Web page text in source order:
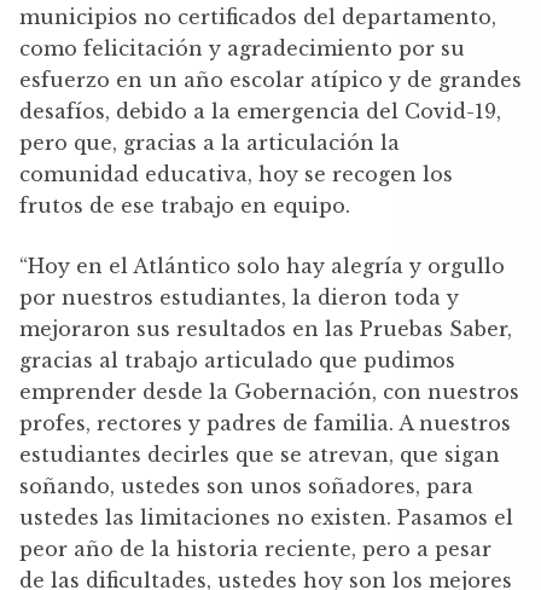
municipios no certificados del departamento,
como felicitación y agradecimiento por su
esfuerzo en un año escolar atípico y de grandes
desafíos, debido a la emergencia del Covid-19,
pero que, gracias a la articulación la
comunidad educativa, hoy se recogen los
frutos de ese trabajo en equipo.
“Hoy en el Atlántico solo hay alegría y orgullo
por nuestros estudiantes, la dieron toda y
mejoraron sus resultados en las Pruebas Saber,
gracias al trabajo articulado que pudimos
emprender desde la Gobernación, con nuestros
profes, rectores y padres de familia. A nuestros
estudiantes decirles que se atrevan, que sigan
soñando, ustedes son unos soñadores, para
ustedes las limitaciones no existen. Pasamos el
peor año de la historia reciente, pero a pesar
de las dificultades, ustedes hoy son los mejores